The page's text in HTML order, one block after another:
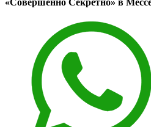
«Совершенно Секретно» в